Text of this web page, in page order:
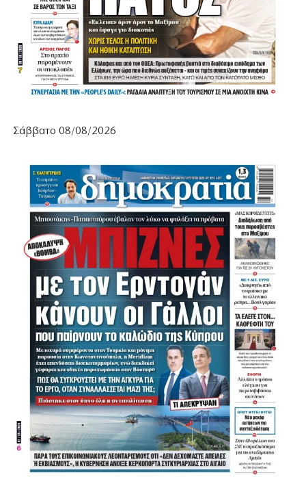
Σάββατο 08/08/2026